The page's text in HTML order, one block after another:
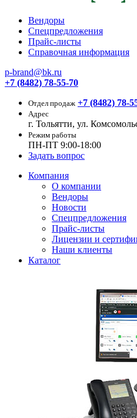
Вендоры
Спецпредложения
Прайс-листы
Справочная информация
p-brand@bk.ru
+7 (8482) 78-55-70
Отдел продаж +7 (8482) 78-
Адрес
г. Тольятти, ул.
Режим работы
ПН-ПТ 9:00-18:00
Задать вопрос
Компания
О компании
Вендоры
Новости
Спецпредложения
Прайс-листы
Лицензии и
Наши клиенты
Каталог